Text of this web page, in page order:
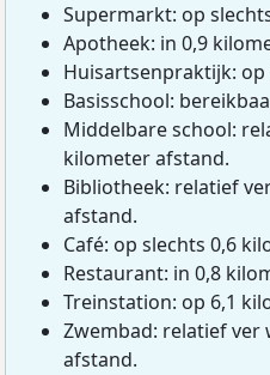
Supermarkt: op
Apotheek: in 0,9
Huisartsenpraktijk:
Basisschool:
Middelbare school:
kilometer afstand.
Bibliotheek: relatief
afstand.
Café: op slechts 0,6
Restaurant: in 0,8
Treinstation: op 6,1
Zwembad: relatief ver
afstand.